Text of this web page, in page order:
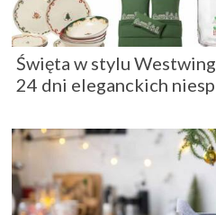
Święta w stylu
24 dni eleganckich